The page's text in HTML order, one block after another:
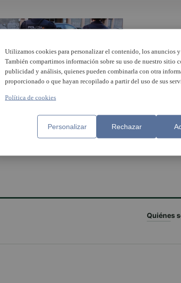
La Policía Nacional detiene a tres
personas en dos operaciones
policiales en Valencia y Torrent
Quiénes
Utilizamos cookies para personalizar el contenido, los anuncios
También compartimos información sobre su uso de nuestro sitio
publicidad y análisis, quienes pueden combinarla con otra
proporcionado o que hayan recopilado a partir del uso de sus
Política de cookies
Personalizar Rechazar